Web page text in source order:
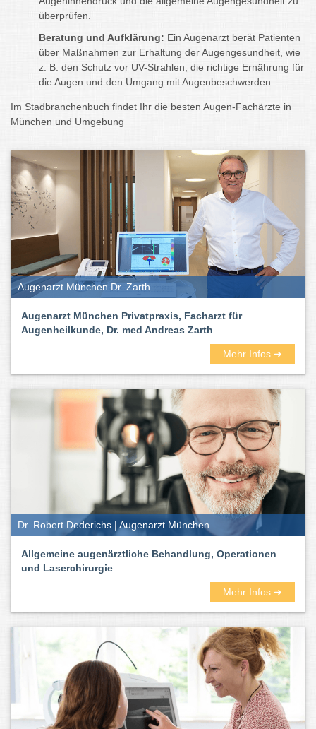
überprüfen.
Beratung und Aufklärung: Ein Augenarzt berät Patienten
über Maßnahmen zur Erhaltung der Augengesundheit, wie
z. B. den Schutz vor UV-Strahlen, die richtige Ernährung für
die Augen und den Umgang mit Augenbeschwerden.
Im Stadbranchenbuch findet Ihr die besten Augen-Fachärzte in
München und Umgebung
Augenarzt München Dr. Zarth
Augenarzt München Privatpraxis, Facharzt für
Augenheilkunde, Dr. med Andreas Zarth
Mehr Infos ➜
Dr. Robert Dederichs | Augenarzt München
Allgemeine augenärztliche Behandlung, Operationen
und Laserchirurgie
Mehr Infos ➜